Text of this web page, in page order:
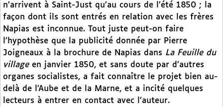
n’arrivent à Saint-Just qu’au cours de l’été 1850 ; la
façon dont ils sont entrés en relation avec les frères
Napias est inconnue. Tout juste peut-on faire
l’hypothèse que la publicité donnée par Pierre
Joigneaux à la brochure de Napias dans La Feuille du
village en janvier 1850, et sans doute par d’autres
organes socialistes, a fait connaître le projet bien au-
delà de l’Aube et de la Marne, et a incité quelques
lecteurs à entrer en contact avec l’auteur.